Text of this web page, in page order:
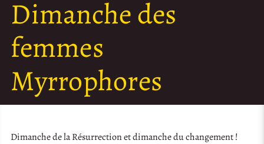
Dimanche des
femmes
Myrrophores
Dimanche de la Résurrection et dimanche du changement !